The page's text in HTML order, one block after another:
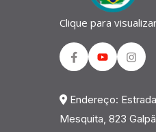
Clique para
FacebookYoutube
Endereço:
Mesquita, 823